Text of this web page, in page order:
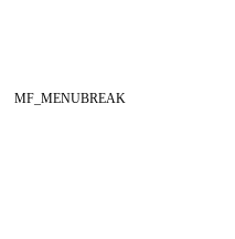
MF_MENUBREAK